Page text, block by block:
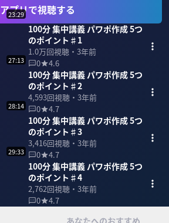
アプリで視聴する
23:29
100分 集中講義 パワポ作成 5つ
のポイント♯1
1.0万回視聴・ 3年前
0
4.6
27:13
100分 集中講義 パワポ作成 5つ
のポイント♯2
4,593回視聴・ 3年前
0
4.7
28:14
100分 集中講義 パワポ作成 5つ
のポイント♯3
3,416回視聴・ 3年前
0
4.7
29:33
100分 集中講義 パワポ作成 5つ
のポイント♯4
2,762回視聴・ 3年前
0
4.7
あなたへのおすすめ